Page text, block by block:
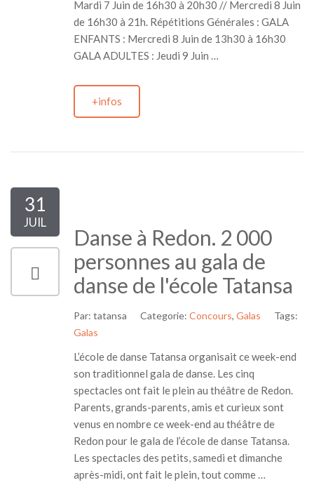
Mardi 7 Juin de 16h30 à 20h30 // Mercredi 8 Juin
de 16h30 à 21h. Répétitions Générales : GALA
ENFANTS : Mercredi 8 Juin de 13h30 à 16h30
GALA ADULTES : Jeudi 9 Juin …
+infos
31
JUIL
Danse à Redon. 2 000
personnes au gala de
danse de l'école Tatansa
Par: tatansa Categorie: Concours, Galas
Tags:
Galas
L’école de danse Tatansa organisait ce week-end
son traditionnel gala de danse. Les cinq
spectacles ont fait le plein au théâtre de Redon.
Parents, grands-parents, amis et curieux sont
venus en nombre ce week-end au théâtre de
Redon pour le gala de l’école de danse Tatansa.
Les spectacles des petits, samedi et dimanche
après-midi, ont fait le plein, tout comme …